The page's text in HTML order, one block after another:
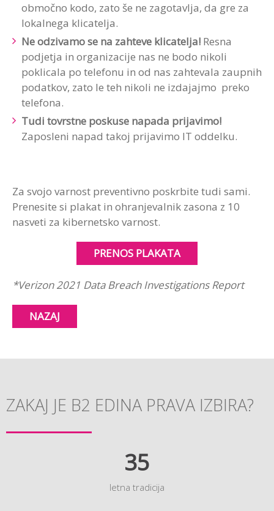
območno kodo, zato še ne zagotavlja, da gre za
lokalnega klicatelja.
Ne odzivamo se na zahteve klicatelja! Resna
podjetja in organizacije nas ne bodo nikoli
poklicala po telefonu in od nas zahtevala zaupnih
podatkov, zato le teh nikoli ne izdajajmo preko
telefona.
Tudi tovrstne poskuse napada prijavimo!
Zaposleni napad takoj prijavimo IT oddelku.
Za svojo varnost preventivno poskrbite tudi sami.
Prenesite si plakat in ohranjevalnik zasona z 10
nasveti za kibernetsko varnost.
PRENOS PLAKATA
*Verizon2021 DataBreach Investigations Report
NAZAJ
ZAKAJ JE B2 EDINA PRAVA IZBIRA?
35
letna tradicija